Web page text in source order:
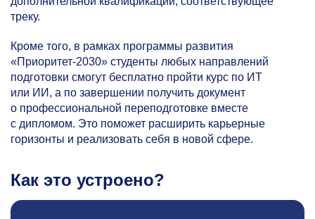
треку.
Кроме того, в рамках программы развития
«Приоритет-2030» студенты любых направлений
подготовки смогут бесплатно пройти курс по ИТ
или ИИ, а по завершении получить документ
о профессиональной переподготовке вместе
с дипломом. Это поможет расширить карьерные
горизонты и реализовать себя в новой сфере.
Как это устроено?